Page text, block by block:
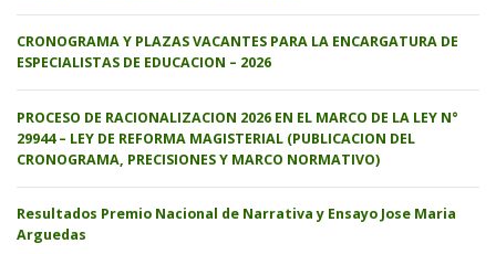
CRONOGRAMA Y PLAZAS VACANTES PARA LA ENCARGATURA DE
ESPECIALISTAS DE EDUCACION – 2026
PROCESO DE RACIONALIZACION 2026 EN EL MARCO DE LA LEY N°
29944 – LEY DE REFORMA MAGISTERIAL (PUBLICACION DEL
CRONOGRAMA, PRECISIONES Y MARCO NORMATIVO)
Resultados Premio Nacional de Narrativa y Ensayo Jose Maria
Arguedas